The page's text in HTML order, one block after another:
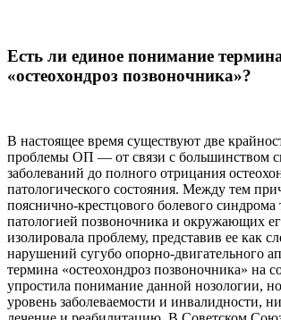
Есть ли единое понимание
«остеохондроз позвоночника»?
В настоящее время существуют две
проблемы ОП — от связи с большинством
заболеваний до полного отрицания
патологического состояния. Между тем
пояснично-крестцового болевого синдрома
патологией позвоночника и окружающих
изолировала проблему, представив ее как
нарушений сугубо опорно-двигательного
термина «остеохондроз позвоночника» на
упростила понимание данной нозологии,
уровень заболеваемости и инвалидности,